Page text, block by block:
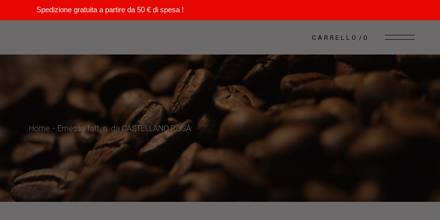
Spedizione gratuita a partire da 50 € di spesa !
CARRELLO 0
Home Emessa fatt. n. da CASTELLANO ROSA